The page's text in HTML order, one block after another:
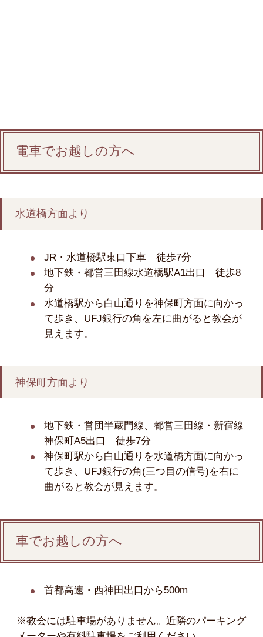
電車でお越しの方へ
水道橋方面より
JR・水道橋駅東口下車 徒歩7分
地下鉄・都営三田線水道橋駅A1出口 徒歩8
分
水道橋駅から白山通りを神保町方面に向かっ
て歩き、UFJ銀行の角を左に曲がると教会が
見えます。
神保町方面より
地下鉄・営団半蔵門線、都営三田線・新宿線
神保町A5出口 徒歩7分
神保町駅から白山通りを水道橋方面に向かっ
て歩き、UFJ銀行の角(三つ目の信号)を右に
曲がると教会が見えます。
車でお越しの方へ
首都高速・西神田出口から500m
※教会には駐車場がありません。近隣のパーキング